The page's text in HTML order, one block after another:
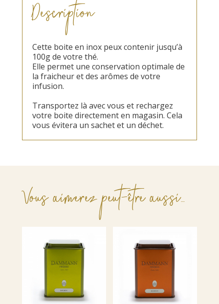
Description
Cette boite en inox peux contenir jusqu’à
100g de votre thé.
Elle permet une conservation optimale de
la fraicheur et des arômes de votre
infusion.
Transportez là avec vous et rechargez
votre boite directement en magasin. Cela
vous évitera un sachet et un déchet.
Vous aimerez peut-être aussi…